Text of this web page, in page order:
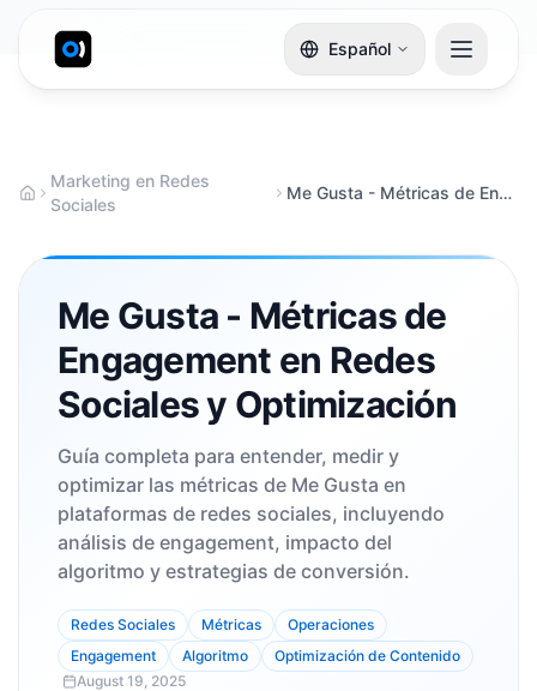
Español
Marketing en Redes
Sociales
Me Gusta - Métricas de Engagement en Redes Sociales y Optimización
Me Gusta - Métricas de
Engagement en Redes
Sociales y Optimización
Guía completa para entender, medir y
optimizar las métricas de Me Gusta en
plataformas de redes sociales, incluyendo
análisis de engagement, impacto del
algoritmo y estrategias de conversión.
Redes Sociales Métricas
Operaciones
Engagement
Algoritmo
Optimización de Contenido
August 19, 2025